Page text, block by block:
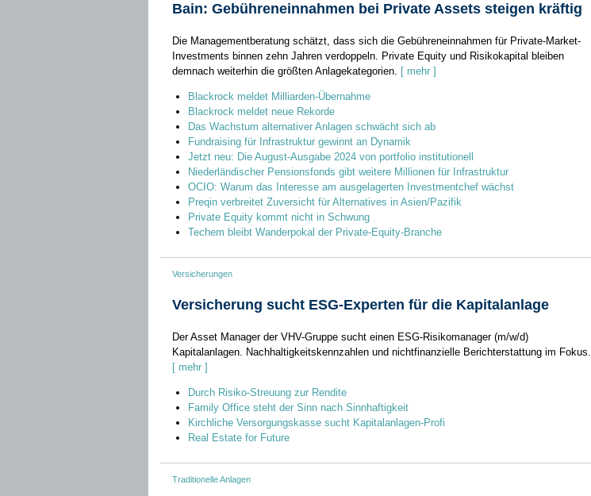
Bain: Gebühreneinnahmen bei Private Assets steigen kräftig
Die Managementberatung schätzt, dass sich die Gebühreneinnahmen für Private-Market-
Investments binnen zehn Jahren verdoppeln. Private Equity und Risikokapital bleiben
demnach weiterhin die größten Anlagekategorien. [ mehr ]
Blackrock meldet Milliarden-Übernahme
Blackrock meldet neue Rekorde
Das Wachstum alternativer Anlagen schwächt sich ab
Fundraising für Infrastruktur gewinnt an Dynamik
Jetzt neu: Die August-Ausgabe 2024 von portfolio institutionell
Niederländischer Pensionsfonds gibt weitere Millionen für Infrastruktur
OCIO: Warum das Interesse am ausgelagerten Investmentchef wächst
Preqin verbreitet Zuversicht für Alternatives in Asien/Pazifik
Private Equity kommt nicht in Schwung
Techem bleibt Wanderpokal der Private-Equity-Branche
Versicherungen
Versicherung sucht ESG-Experten für die Kapitalanlage
Der Asset Manager der VHV-Gruppe sucht einen ESG-Risikomanager (m/w/d)
Kapitalanlagen. Nachhaltigkeitskennzahlen und nichtfinanzielle Berichterstattung im Fokus.
[ mehr ]
Durch Risiko-Streuung zur Rendite
Family Office steht der Sinn nach Sinnhaftigkeit
Kirchliche Versorgungskasse sucht Kapitalanlagen-Profi
Real Estate for Future
Traditionelle Anlagen